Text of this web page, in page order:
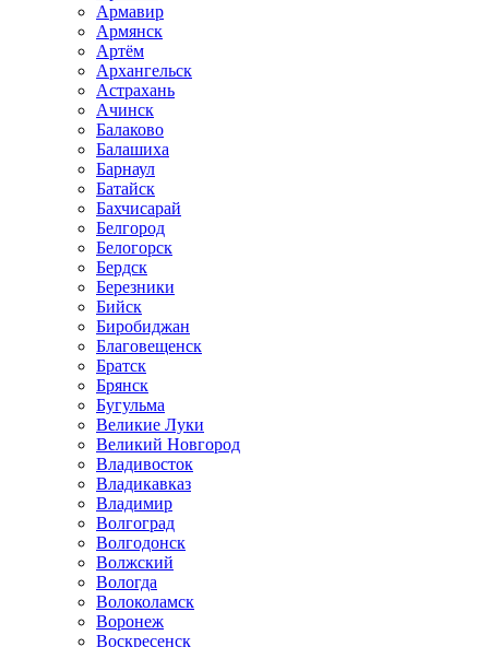
Армавир
Армянск
Артём
Архангельск
Астрахань
Ачинск
Балаково
Балашиха
Барнаул
Батайск
Бахчисарай
Белгород
Белогорск
Бердск
Березники
Бийск
Биробиджан
Благовещенск
Братск
Брянск
Бугульма
Великие Луки
Великий Новгород
Владивосток
Владикавказ
Владимир
Волгоград
Волгодонск
Волжский
Вологда
Волоколамск
Воронеж
Воскресенск